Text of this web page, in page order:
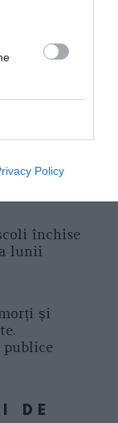
Policy
închise
lunii
și
publice
DE